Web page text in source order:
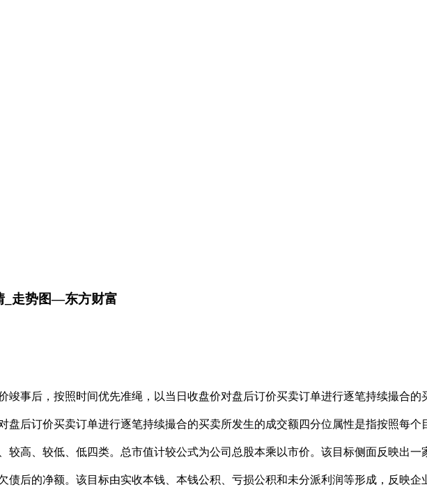
_走势图—东方财富
事后，按照时间优先准绳，以当日收盘价对盘后订价买卖订单进行逐笔持续撮合的
盘后订价买卖订单进行逐笔持续撮合的买卖所发生的成交额四分位属性是指按照每
较高、较低、低四类。总市值计较公式为公司总股本乘以市价。该目标侧面反映出
债后的净额。该目标由实收本钱、本钱公积、亏损公积和未分派利润等形成，反映企